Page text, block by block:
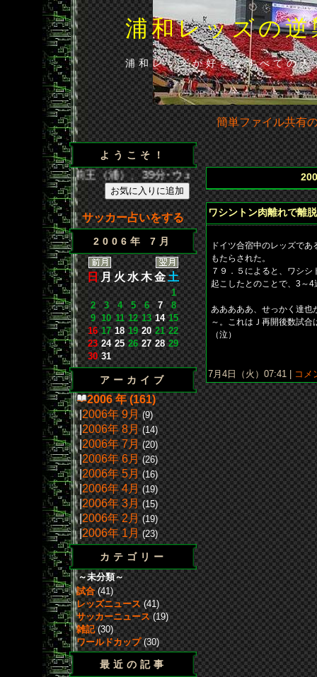
浦和レッズの
浦和レッズが好きなすべての
簡単ファイル共有
ようこそ！
分･闘莉王（浦）、39分･ウェズレイ（広）、86分･山
サッカー占いをする
2006年 7月
日 月火水木金土
1
2
3 4 5 6 7
8
9 10 11 12 13 14 15
16 17 18 19 20 21 22
23 24 25 26 27 28 29
30 31
アーカイブ
2006 年 (161)
|2006年 9月 (9)
|2006年 8月 (14)
|2006年 7月 (20)
|2006年 6月 (26)
|2006年 5月 (16)
|2006年 4月 (19)
|2006年 3月 (15)
|2006年 2月 (19)
|2006年 1月 (23)
カテゴリー
～未分類～
試合(41)
レッズニュース(41)
サッカーニュース(19)
雑記(30)
ワールドカップ(30)
最近の記事
ワシントン肉離れで離
ドイツ合宿中のレッズで
もたらされた。
７９．５によると、ワシ
起こしたとのことで、3～
あああああ、せっかく達也
～。これはＪ再開後数試
（泣）
7月4日（火）07:41 | コメ